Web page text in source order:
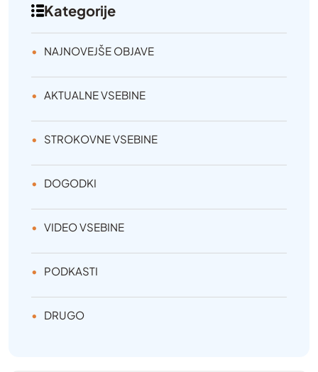
Kategorije
NAJNOVEJŠE OBJAVE
AKTUALNE VSEBINE
STROKOVNE VSEBINE
DOGODKI
VIDEO VSEBINE
PODKASTI
DRUGO